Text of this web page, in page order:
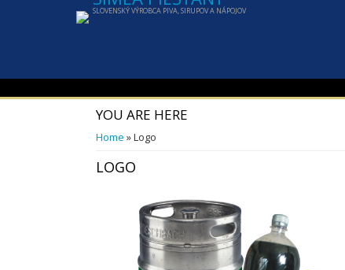
SLOVENSKÝ VÝROBCA PIVA, SIRUPOV A NÁPOJOV
YOU ARE HERE
Home » Logo
LOGO